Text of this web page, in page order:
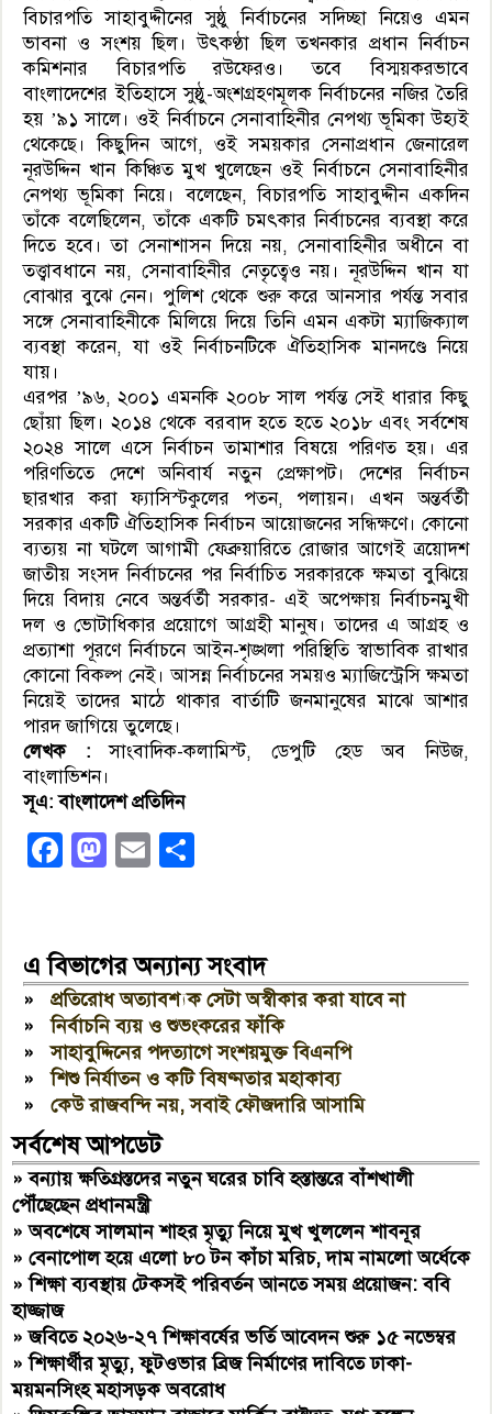
বিচারপতি সাহাবুদ্দীনের সুষ্ঠু নির্বাচনের সদিচ্ছা নিয়েও এমন
ভাবনা ও সংশয় ছিল। উৎকণ্ঠা ছিল তখনকার প্রধান নির্বাচন
কমিশনার বিচারপতি রউফেরও। তবে বিস্ময়করভাবে
বাংলাদেশের ইতিহাসে সুষ্ঠু-অংশগ্রহণমূলক নির্বাচনের নজির তৈরি
হয় ’৯১ সালে। ওই নির্বাচনে সেনাবাহিনীর নেপথ্য ভূমিকা উহ্যই
থেকেছে। কিছুদিন আগে, ওই সময়কার সেনাপ্রধান জেনারেল
নূরউদ্দিন খান কিঞ্চিত মুখ খুলেছেন ওই নির্বাচনে সেনাবাহিনীর
নেপথ্য ভূমিকা নিয়ে। বলেছেন, বিচারপতি সাহাবুদ্দীন একদিন
তাঁকে বলেছিলেন, তাঁকে একটি চমৎকার নির্বাচনের ব্যবস্থা করে
দিতে হবে। তা সেনাশাসন দিয়ে নয়, সেনাবাহিনীর অধীনে বা
তত্ত্বাবধানে নয়, সেনাবাহিনীর নেতৃত্বেও নয়। নূরউদ্দিন খান যা
বোঝার বুঝে নেন। পুলিশ থেকে শুরু করে আনসার পর্যন্ত সবার
সঙ্গে সেনাবাহিনীকে মিলিয়ে দিয়ে তিনি এমন একটা ম্যাজিক্যাল
ব্যবস্থা করেন, যা ওই নির্বাচনটিকে ঐতিহাসিক মানদণ্ডে নিয়ে
যায়।
এরপর ’৯৬, ২০০১ এমনকি ২০০৮ সাল পর্যন্ত সেই ধারার কিছু
ছোঁয়া ছিল। ২০১৪ থেকে বরবাদ হতে হতে ২০১৮ এবং সর্বশেষ
২০২৪ সালে এসে নির্বাচন তামাশার বিষয়ে পরিণত হয়। এর
পরিণতিতে দেশে অনিবার্য নতুন প্রেক্ষাপট। দেশের নির্বাচন
ছারখার করা ফ্যাসিস্টকুলের পতন, পলায়ন। এখন অন্তর্বর্তী
সরকার একটি ঐতিহাসিক নির্বাচন আয়োজনের সন্ধিক্ষণে। কোনো
ব্যত্যয় না ঘটলে আগামী ফেব্রুয়ারিতে রোজার আগেই ত্রয়োদশ
জাতীয় সংসদ নির্বাচনের পর নির্বাচিত সরকারকে ক্ষমতা বুঝিয়ে
দিয়ে বিদায় নেবে অন্তর্বর্তী সরকার- এই অপেক্ষায় নির্বাচনমুখী
দল ও ভোটাধিকার প্রয়োগে আগ্রহী মানুষ। তাদের এ আগ্রহ ও
প্রত্যাশা পূরণে নির্বাচনে আইন-শৃঙ্খলা পরিস্থিতি স্বাভাবিক রাখার
কোনো বিকল্প নেই। আসন্ন নির্বাচনের সময়ও ম্যাজিস্ট্রেসি ক্ষমতা
নিয়েই তাদের মাঠে থাকার বার্তাটি জনমানুষের মাঝে আশার
পারদ জাগিয়ে তুলেছে।
লেখক :সাংবাদিক-কলামিস্ট, ডেপুটি হেড অব নিউজ,
বাংলাভিশন।
সূএ: বাংলাদেশ প্রতিদিন
Facebook
Mastodon
Email
এ বিভাগের অন্যান্য সংবাদ
»প্রতিরোধ অত্যাবশ্যক সেটা অস্বীকার করা যাবে না
»নির্বাচনি ব্যয় ও শুভংকরের ফাঁকি
»সাহাবুদ্দিনের পদত্যাগে সংশয়মুক্ত বিএনপি
»শিশু নির্যাতন ও কটি বিষণ্নতার মহাকাব্য
»কেউ রাজবন্দি নয়, সবাই ফৌজদারি আসামি
সর্বশেষ আপডেট
»বন্যায় ক্ষতিগ্রস্তদের নতুন ঘরের চাবি হস্তান্তরে বাঁশখালী
পৌঁছেছেন প্রধানমন্ত্রী
»অবশেষে সালমান শাহর মৃত্যু নিয়ে মুখ খুললেন শাবনূর
»বেনাপোল হয়ে এলো ৮০ টন কাঁচা মরিচ, দাম নামলো অর্ধেকে
»শিক্ষা ব্যবস্থায় টেকসই পরিবর্তন আনতে সময় প্রয়োজন: ববি
হাজ্জাজ
»জবিতে ২০২৬-২৭ শিক্ষাবর্ষের ভর্তি আবেদন শুরু ১৫ নভেম্বর
»শিক্ষার্থীর মৃত্যু, ফুটওভার ব্রিজ নির্মাণের দাবিতে ঢাকা-
ময়মনসিংহ মহাসড়ক অবরোধ